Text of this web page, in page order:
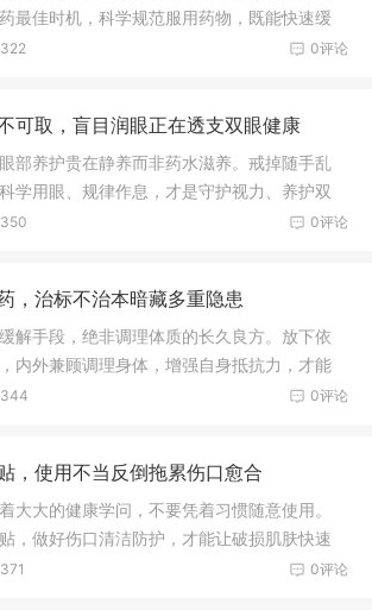
最佳时机，科学规范服用药物，既能快速缓
大程度减少药物对身体的伤害，早日恢复健
0评论
322
可取，盲目润眼正在透支双眼健康
部养护贵在静养而非药水滋养。戒掉随手乱
学用眼、规律作息，才是守护视力、养护双
。
0评论
350
，治标不治本暗藏多重隐患
解手段，绝非调理体质的长久良方。放下依
内外兼顾调理身体，增强自身抵抗力，才能
作，安稳守护身体健康。
0评论
344
，使用不当反倒拖累伤口愈合
大大的健康学问，不要凭着习惯随意使用。
，做好伤口清洁防护，才能让破损肌肤快速
困扰。
0评论
371